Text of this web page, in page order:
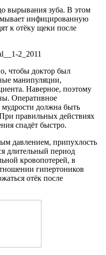
вырывания зуба. В этом
инфицированную
к отёку щеки после
2_2011
чтобы доктор был
манипуляции,
Наверное, поэтому
Оперативное
мудрости должна быть
правильных действиях
спадёт быстро.
давлением, припухлость
длительный период
кровопотерей, в
гипертоников
отёк после